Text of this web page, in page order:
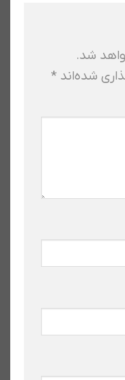
شد.
شده‌اند *